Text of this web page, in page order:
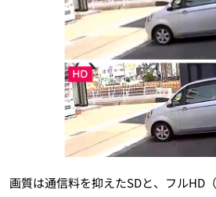
画質は通信料を抑えたSDと、フルHD